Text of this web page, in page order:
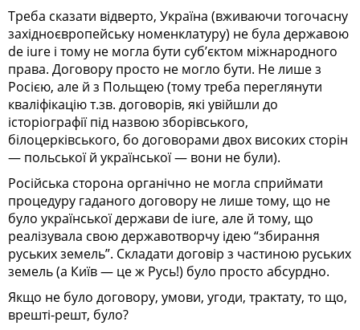
Треба сказати відверто, Україна (вживаючи тогочасну
західноєвропейську номенклатуру) не була державою
de іure і тому не могла бути суб’єктом міжнародного
права. Договору просто не могло бути. Не лише з
Росією, але й з Польщею (тому треба переглянути
кваліфікацію т.зв. договорів, які увійшли до
історіографії під назвою зборівського,
білоцерківського, бо договорами двох високих сторін
— польської й української — вони не були).
Російська сторона органічно не могла сприймати
процедуру гаданого договору не лише тому, що не
було української держави de iure, але й тому, що
реалізувала свою державотворчу ідею “збирання
руських земель”. Складати договір з частиною руських
земель (а Київ — це ж Русь!) було просто абсурдно.
Якщо не було договору, умови, угоди, трактату, то що,
врешті-решт, було?